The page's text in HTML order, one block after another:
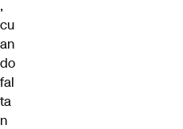
,
cu
an
do
fal
ta
n